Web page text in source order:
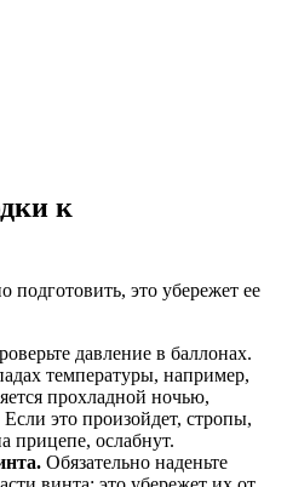
к
подготовить, это убережет ее
давление в баллонах.
температуры, например,
прохладной ночью,
это произойдет, стропы,
прицепе, ослабнут.
Обязательно наденьте